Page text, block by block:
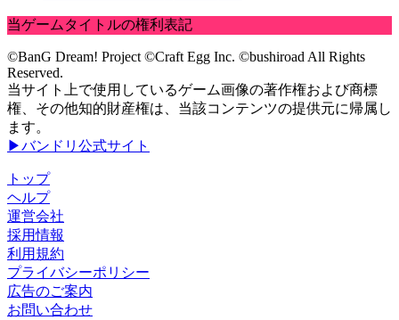
当ゲームタイトルの権利表記
©BanG Dream! Project ©Craft Egg Inc. ©bushiroad All Rights
Reserved.
当サイト上で使用しているゲーム画像の著作権および商標
権、その他知的財産権は、当該コンテンツの提供元に帰属し
ます。
▶バンドリ公式サイト
トップ
ヘルプ
運営会社
採用情報
利用規約
プライバシーポリシー
広告のご案内
お問い合わせ